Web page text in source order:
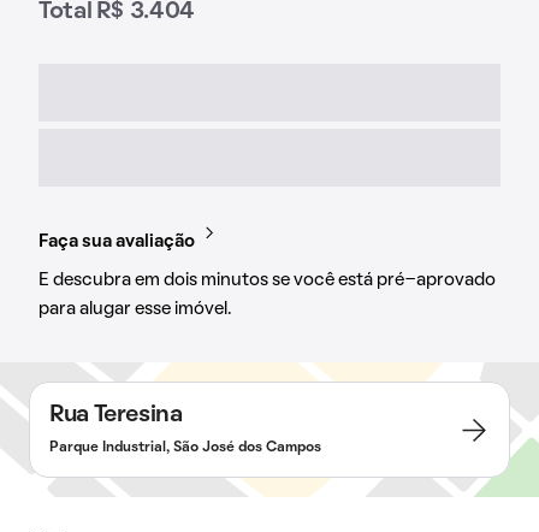
Total R$ 3.404
Faça sua avaliação
E descubra em dois minutos se você está pré-aprovado
para alugar esse imóvel.
Rua Teresina
Parque Industrial, São José dos Campos